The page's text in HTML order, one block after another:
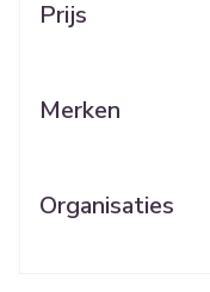
Prijs
Merken
Organisaties